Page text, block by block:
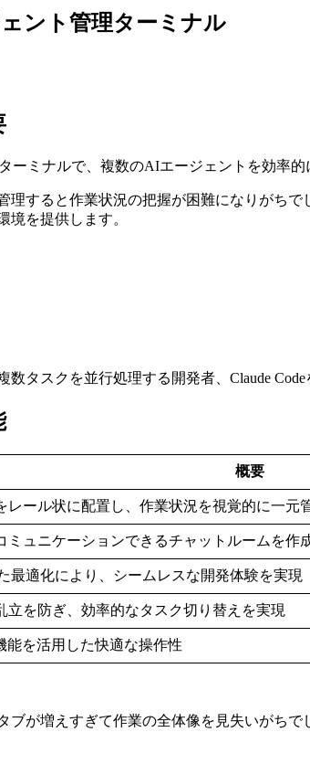
ント管理ターミナル
ターミナルで、複数のAIエージェントを効率
すると作業状況の把握が困難になりがち
を提供します。
数タスクを並行処理する開発者、Claude
概要
レール状に配置し、作業状況を視覚的に一元
ミュニケーションできるチャットルームを作
最適化により、シームレスな開発体験を実現
立を防ぎ、効率的なタスク切り替えを実現
能を活用した快適な操作性
が増えすぎて作業の全体像を見失いがち